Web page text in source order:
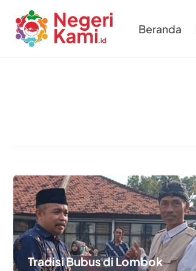
Beranda
Tradisi Bubus di Lombok